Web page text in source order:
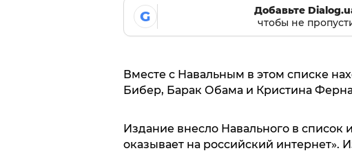
G
Добавьте
чтобы не
Вместе с Навальным в этом списке
Бибер, Барак Обама и Кристина
Издание внесло Навального в список
оказывает на российский интернет».